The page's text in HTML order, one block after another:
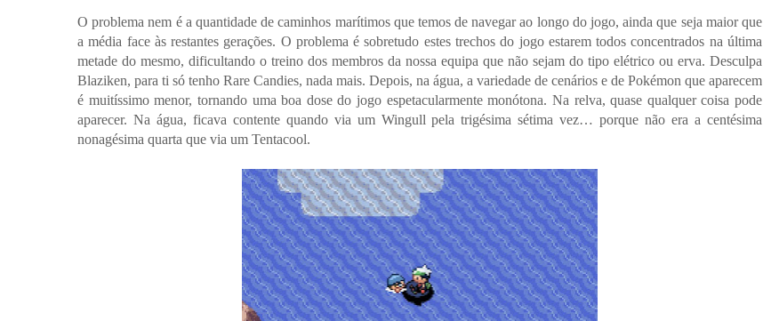
O problema nem é a quantidade de caminhos marítimos que temos de navegar ao longo do jogo, ainda que seja maior que
a média face às restantes gerações. O problema é sobretudo estes trechos do jogo estarem todos concentrados na última
metade do mesmo, dificultando o treino dos membros da nossa equipa que não sejam do tipo elétrico ou erva. Desculpa
Blaziken, para ti só tenho Rare Candies, nada mais. Depois, na água, a variedade de cenários e de Pokémon que aparecem
é muitíssimo menor, tornando uma boa dose do jogo espetacularmente monótona. Na relva, quase qualquer coisa pode
aparecer. Na água, ficava contente quando via um Wingull pela trigésima sétima vez… porque não era a centésima
nonagésima quarta que via um Tentacool.